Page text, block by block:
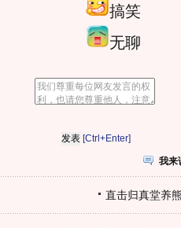
搞笑
无聊
[Ctrl+Enter]
我来
直击归真堂养